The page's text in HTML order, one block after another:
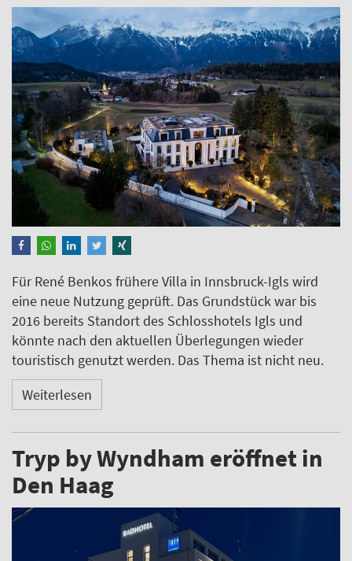
Für René Benkos frühere Villa in Innsbruck-Igls wird
eine neue Nutzung geprüft. Das Grundstück war bis
2016 bereits Standort des Schlosshotels Igls und
könnte nach den aktuellen Überlegungen wieder
touristisch genutzt werden. Das Thema ist nicht neu.
Weiterlesen
Tryp by Wyndham eröffnet in
Den Haag